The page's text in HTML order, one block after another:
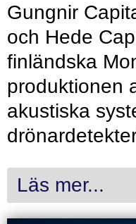
Gungnir
och Hede
finländska
produktionen
akustiska
Läs mer...